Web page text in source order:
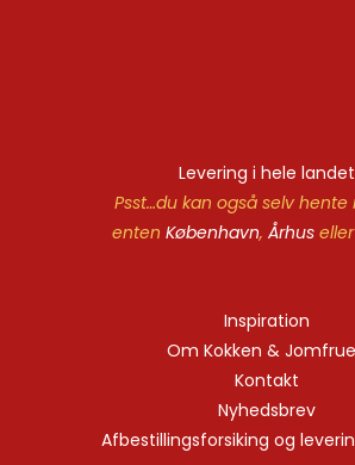
Levering i hele landet
Psst…du kan også selv hente
enten København, Århuseller
Inspiration
Om Kokken &
Kontakt
Nyhedsbrev
Afbestillingsforsiking og